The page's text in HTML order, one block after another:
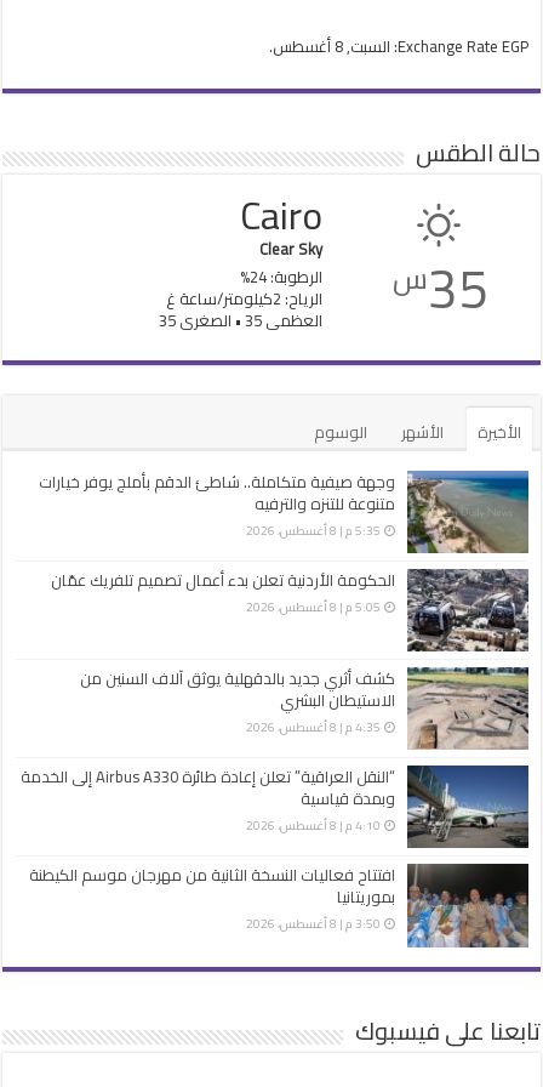
Exchange Rate EGP : السبت, 8 أغسطس.
حالة الطقس
35س
Cairo
Clear Sky
الرطوبة: 24%
الرياح: 2كيلومتر/ساعة غ
العظمى 35 • الصغرى 35
الأخيرة الأشهر
الوسوم
وجهة صيفية متكاملة.. شاطئ الدقم بأملج يوفر خيارات
متنوعة للتنزه والترفيه
5:35 م | 8 أغسطس، 2026
الحكومة الأردنية تعلن بدء أعمال تصميم تلفريك عمّان
5:05 م | 8 أغسطس، 2026
كشف أثري جديد بالدقهلية يوثق آلاف السنين من
الاستيطان البشري
4:35 م | 8 أغسطس، 2026
“النقل العراقية” تعلن إعادة طائرة Airbus A330 إلى الخدمة
وبمدة قياسية
4:10 م | 8 أغسطس، 2026
افتتاح فعاليات النسخة الثانية من مهرجان موسم الكيطنة
بموريتانيا
3:50 م | 8 أغسطس، 2026
تابعنا على فيسبوك